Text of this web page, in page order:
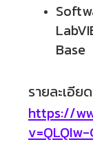
Base
รายละเอีย
https://
v=QLQIw-